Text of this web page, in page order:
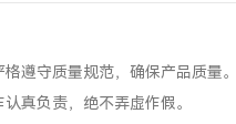
遵守质量规范，确保产品质量。
真负责，绝不弄虚作假。